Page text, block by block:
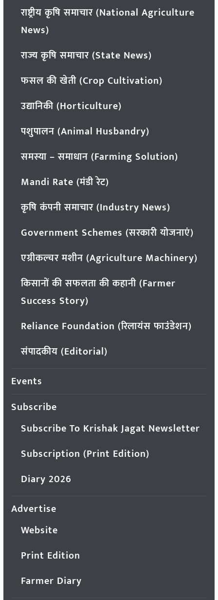
राष्ट्रीय कृषि समाचार (National Agriculture
News)
राज्य कृषि समाचार (State News)
फसल की खेती (Crop Cultivation)
उद्यानिकी (Horticulture)
पशुपालन (Animal Husbandry)
समस्या – समाधान (Farming Solution)
Mandi Rate (मंडी रेट)
कृषि कंपनी समाचार (Industry News)
Government Schemes (सरकारी योजनाएं)
एग्रीकल्चर मशीन (Agriculture Machinery)
किसानों की सफलता की कहानी (Farmer
Success Story)
Reliance Foundation (रिलायंस फाउंडेशन)
संपादकीय (Editorial)
Events
Subscribe
Subscribe To Krishak Jagat Newsletter
Subscription (Print Edition)
Diary 2026
Advertise
Website
Print Edition
Farmer Diary